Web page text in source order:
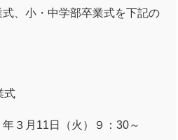
、小・中学部卒業式を下記の
式
月 11 日（火）９： 30～